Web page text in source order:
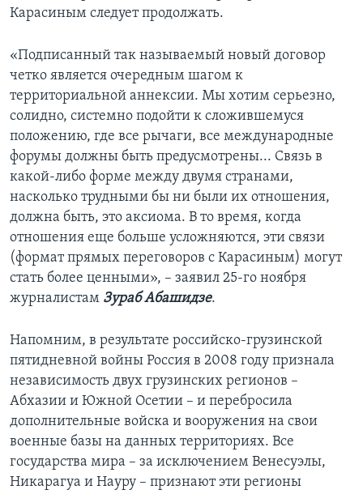
Карасиным следует продолжать.
«Подписанный так называемый новый договор
четко является очередным шагом к
территориальной аннексии. Мы хотим серьезно,
солидно, системно подойти к сложившемуся
положению, где все рычаги, все международные
форумы должны быть предусмотрены... Связь в
какой-либо форме между двумя странами,
насколько трудными бы ни были их отношения,
должна быть, это аксиома. В то время, когда
отношения еще больше усложняются, эти связи
(формат прямых переговоров с Карасиным) могут
стать более ценными», – заявил 25-го ноября
журналистам Зураб Абашидзе.
Напомним, в результате российско-грузинской
пятидневной войны Россия в 2008 году признала
независимость двух грузинских регионов –
Абхазии и Южной Осетии – и перебросила
дополнительные войска и вооружения на свои
военные базы на данных территориях. Все
государства мира – за исключением Венесуэлы,
Никарагуа и Науру – признают эти регионы